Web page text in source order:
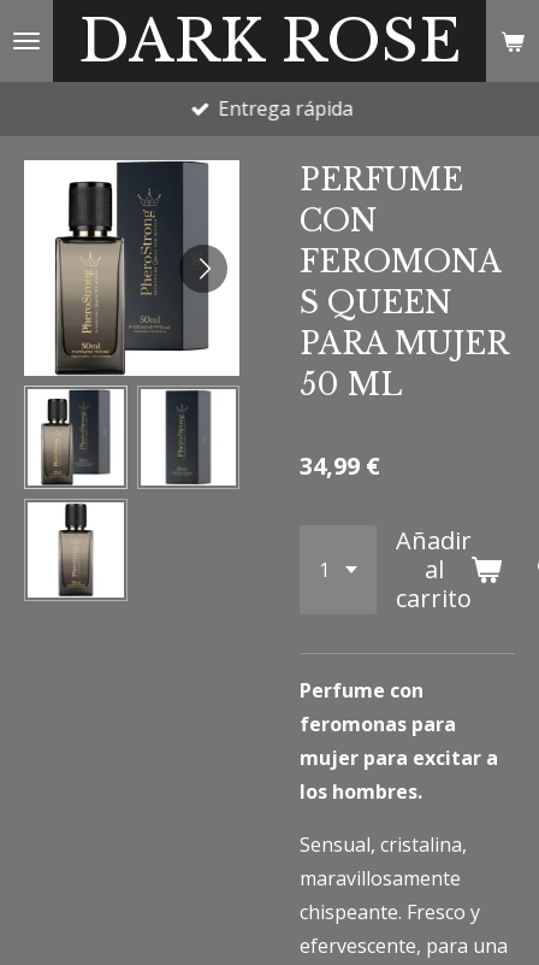
DARK ROSE
Entrega rápida
PERFUME
CON
FEROMONA
S QUEEN
PARA MUJER
50 ML
34,99 €
Añadir
al
carrito
Perfume con
feromonas para
mujer para excitar a
los hombres.
Sensual, cristalina,
maravillosamente
chispeante. Fresco y
efervescente, para una